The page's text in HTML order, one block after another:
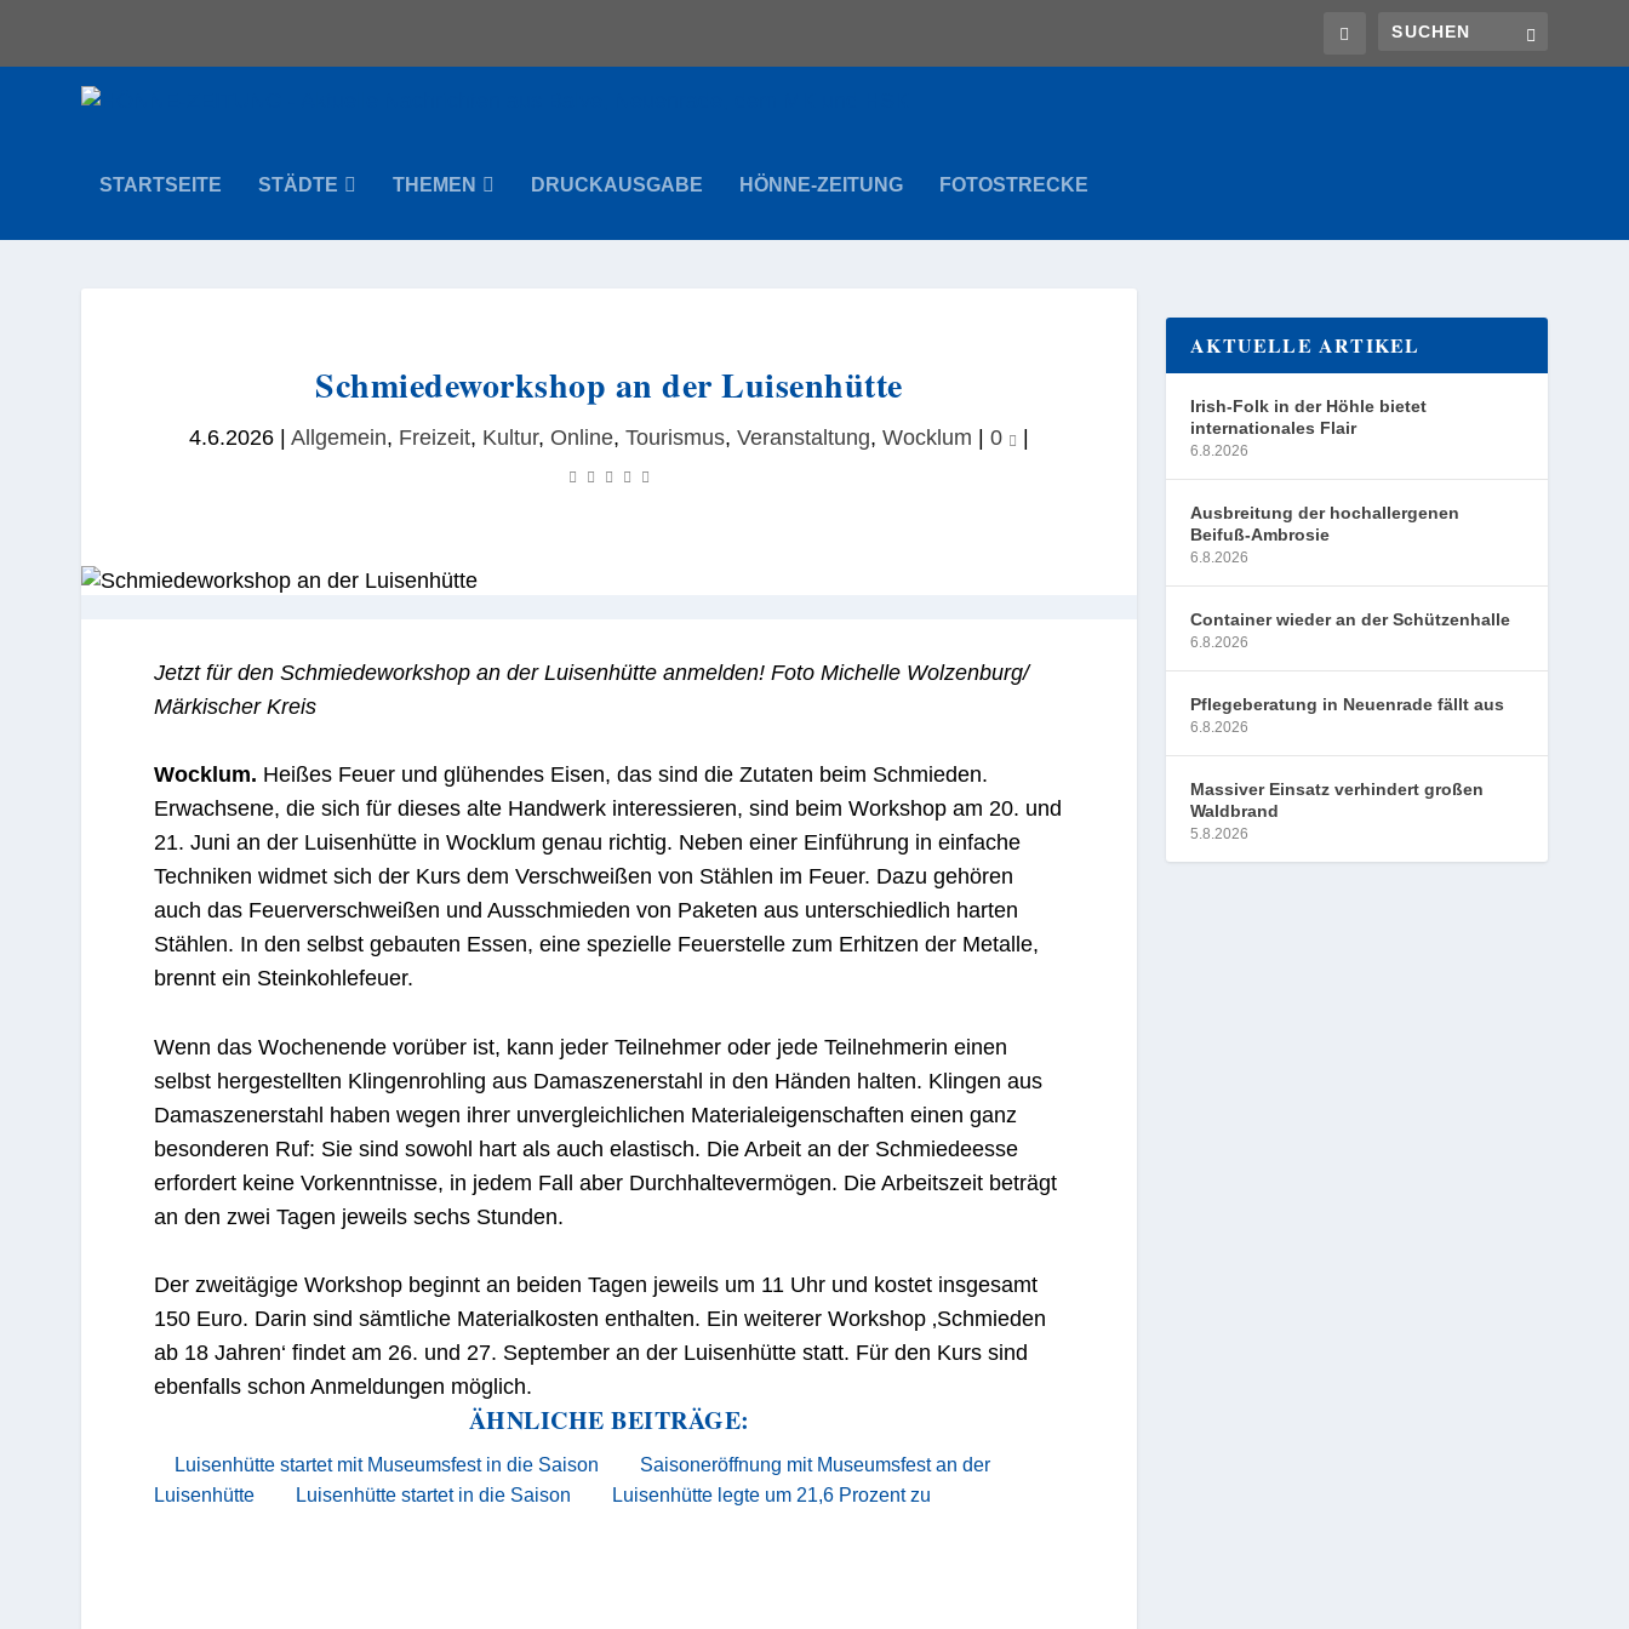
STARTSEITE STÄDTE THEMEN DRUCKAUSGABE HÖNNE-ZEITUNG FOTOSTRECKE
Schmiedeworkshop an der Luisenhütte
4.6.2026 |Allgemein, Freizeit, Kultur, Online,Tourismus,Veranstaltung,Wocklum |0
Jetzt für den Schmiedeworkshop an der Luisenhütte anmelden! Foto Michelle Wolzenburg/
Märkischer Kreis
Wocklum. Heißes Feuer und glühendes Eisen, das sind die Zutaten beim Schmieden.
Erwachsene, die sich für dieses alte Handwerk interessieren, sind beim Workshop am 20. und
21. Juni an der Luisenhütte in Wocklum genau richtig. Neben einer Einführung in einfache
Techniken widmet sich der Kurs dem Verschweißen von Stählen im Feuer. Dazu gehören
auch das Feuerverschweißen und Ausschmieden von Paketen aus unterschiedlich harten
Stählen. In den selbst gebauten Essen, eine spezielle Feuerstelle zum Erhitzen der Metalle,
brennt ein Steinkohlefeuer.
Wenn das Wochenende vorüber ist, kann jeder Teilnehmer oder jede Teilnehmerin einen
selbst hergestellten Klingenrohling aus Damaszenerstahl in den Händen halten. Klingen aus
Damaszenerstahl haben wegen ihrer unvergleichlichen Materialeigenschaften einen ganz
besonderen Ruf: Sie sind sowohl hart als auch elastisch. Die Arbeit an der Schmiedeesse
erfordert keine Vorkenntnisse, in jedem Fall aber Durchhaltevermögen. Die Arbeitszeit beträgt
an den zwei Tagen jeweils sechs Stunden.
Der zweitägige Workshop beginnt an beiden Tagen jeweils um 11 Uhr und kostet insgesamt
150 Euro. Darin sind sämtliche Materialkosten enthalten. Ein weiterer Workshop ‚Schmieden
ab 18 Jahren‘ findet am 26. und 27. September an der Luisenhütte statt. Für den Kurs sind
ebenfalls schon Anmeldungen möglich.
ÄHNLICHE BEITRÄGE:
Luisenhütte startet mit Museumsfest in die Saison
Saisoneröffnung mit Museumsfest an der
Luisenhütte
Luisenhütte startet in die Saison Luisenhütte legte um 21,6 Prozent zu
AKTUELLE ARTIKEL
Irish-Folk in der Höhle bietet
internationales Flair
6.8.2026
Ausbreitung der hochallergenen
Beifuß-Ambrosie
6.8.2026
Container wieder an der Schützenhalle
6.8.2026
Pflegeberatung in Neuenrade fällt aus
6.8.2026
Massiver Einsatz verhindert großen
Waldbrand
5.8.2026